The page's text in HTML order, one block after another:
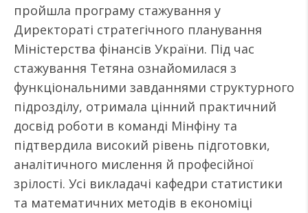
пройшла програму стажування у
Директораті стратегічного планування
Міністерства фінансів України. Під час
стажування Тетяна ознайомилася з
функціональними завданнями структурного
підрозділу, отримала цінний практичний
досвід роботи в команді Мінфіну та
підтвердила високий рівень підготовки,
аналітичного мислення й професійної
зрілості. Усі викладачі кафедри статистики
та математичних методів в економіці